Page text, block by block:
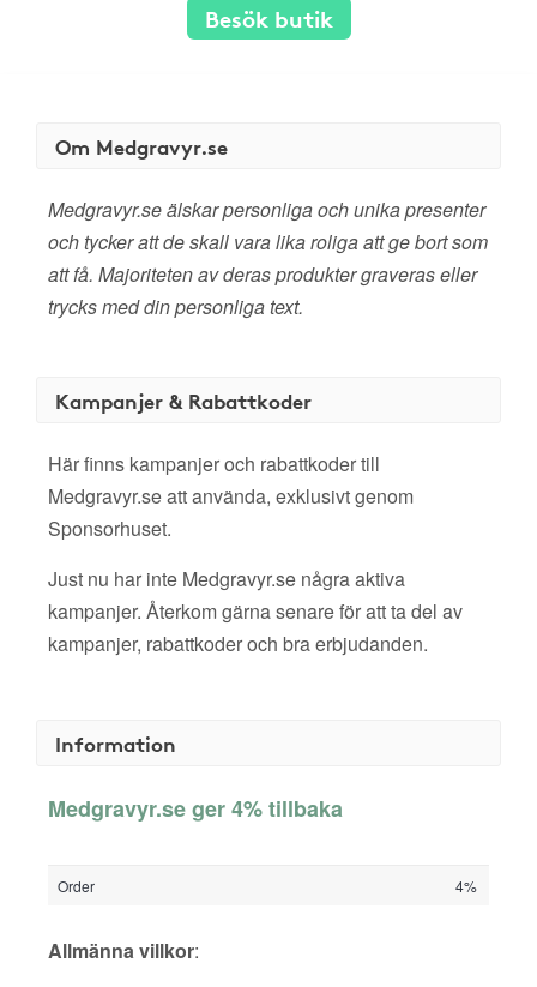
Besök butik
Om Medgravyr.se
Medgravyr.se älskar personliga och unika presenter
och tycker att de skall vara lika roliga att ge bort som
att få. Majoriteten av deras produkter graveras eller
trycks med din personliga text.
Kampanjer & Rabattkoder
Här finns kampanjer och rabattkoder till
Medgravyr.se att använda, exklusivt genom
Sponsorhuset.
Just nu har inte Medgravyr.se några aktiva
kampanjer. Återkom gärna senare för att ta del av
kampanjer, rabattkoder och bra erbjudanden.
Information
Medgravyr.se ger 4% tillbaka
Order 4%
Allmänna villkor: